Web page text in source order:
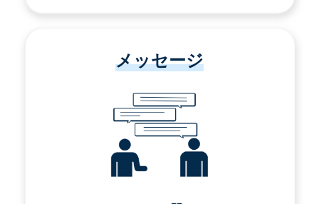
メッセージ